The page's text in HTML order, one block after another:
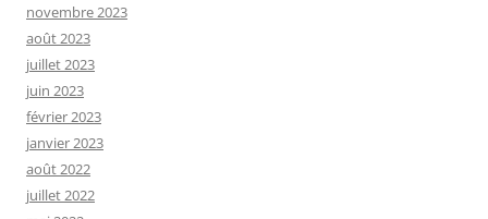
novembre 2023
août 2023
juillet 2023
juin 2023
février 2023
janvier 2023
août 2022
juillet 2022